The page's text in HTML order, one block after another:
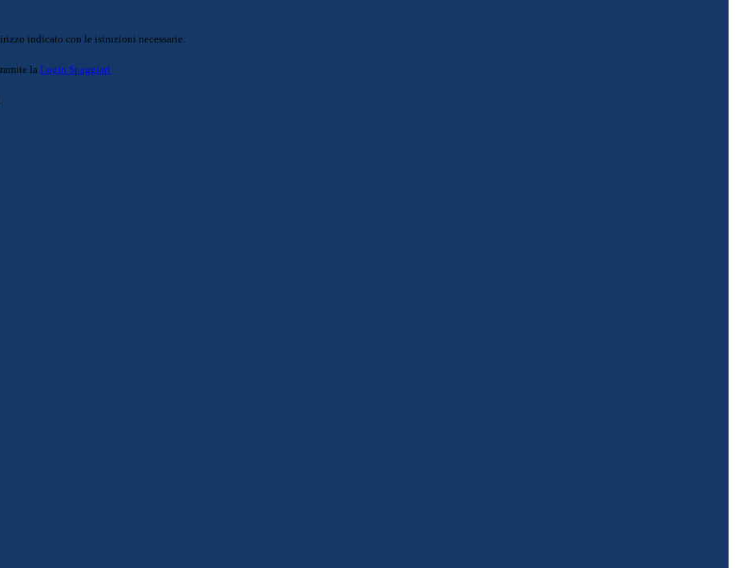
indicato con le istruzioni necessarie.
la Login Spaggiari